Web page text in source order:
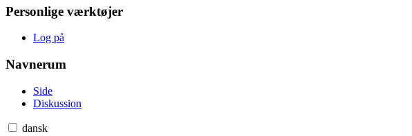
Personlige værktøjer
Log på
Navnerum
Side
Diskussion
dansk